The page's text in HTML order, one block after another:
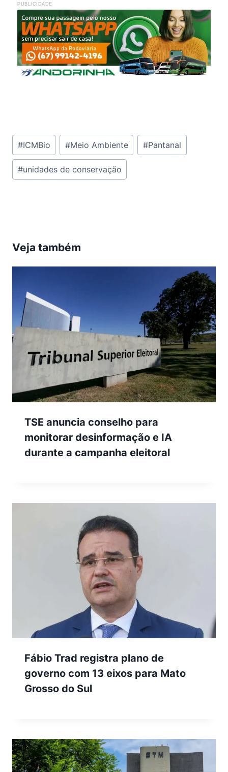
PUBLICIDADE
Tags
do
Post:
#ICMBio #Meio Ambiente #Pantanal
#unidades de conservação
Veja também
TSE anuncia conselho para
monitorar desinformação e IA
durante a campanha eleitoral
Fábio Trad registra plano de
governo com 13 eixos para Mato
Grosso do Sul